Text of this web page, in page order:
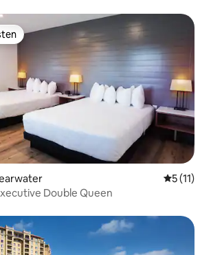
5 (11)
Double Queen